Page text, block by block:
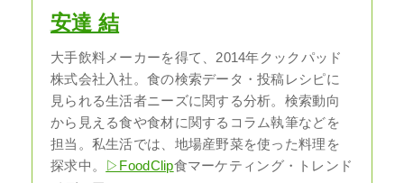
安達 結
大手飲料メーカーを得て、2014年クックパッド
株式会社入社。食の検索データ・投稿レシピに
見られる生活者ニーズに関する分析。検索動向
から見える食や食材に関するコラム執筆などを
担当。私生活では、地場産野菜を使った料理を
探求中。
▷FoodClip食マーケティング・トレンド